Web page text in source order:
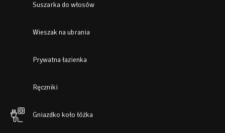
Suszarka do włosów
Wieszak na ubrania
Prywatna łazienka
Ręczniki
Gniazdko koło łóżka